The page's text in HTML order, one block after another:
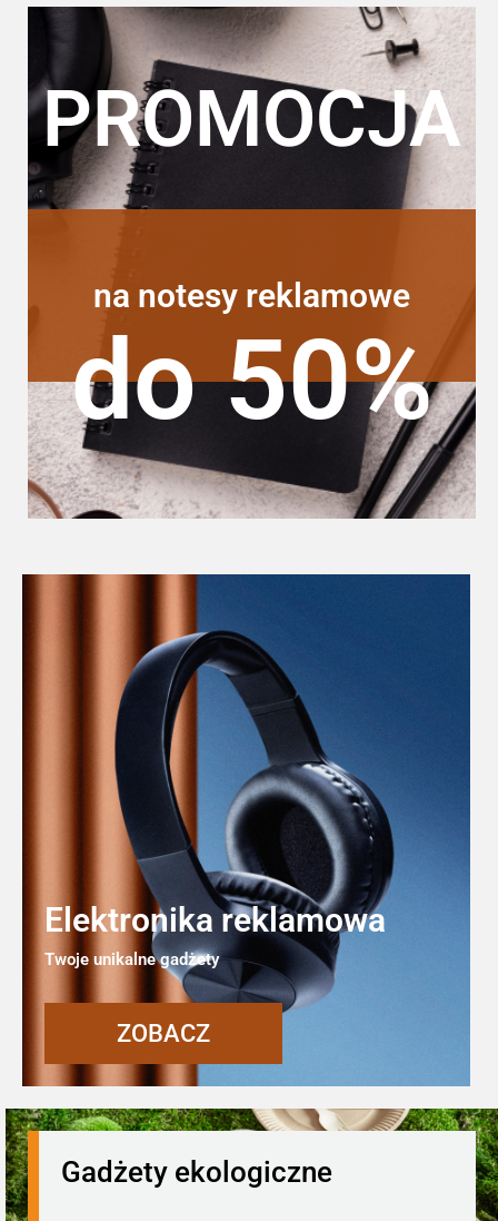
PROMOCJA
na notesy reklamowe
do 50%
Elektronika reklamowa
Twoje unikalne gadżety
ZOBACZ
Gadżety ekologiczne